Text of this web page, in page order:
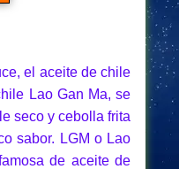
el aceite de chile
Lao Gan Ma, se
seco y cebolla frita
sabor. LGM o Lao
de aceite de